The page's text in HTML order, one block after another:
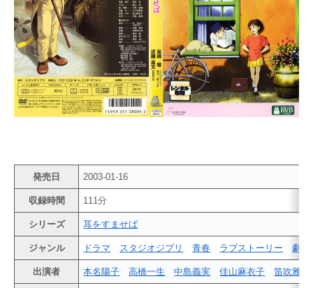
発売日 2003-01-16
収録時間 111分
シリーズ 耳をすませば
ジャンル ドラマ スタジオジブリ 青春 ラブストーリー 劇場
出演者 本名陽子 高橋一生 中島義実 佳山麻衣子 笛吹雅子